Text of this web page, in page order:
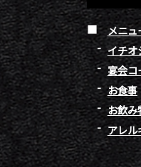
メニュ
イチオ
宴会コ
お食事
お飲み
アレル